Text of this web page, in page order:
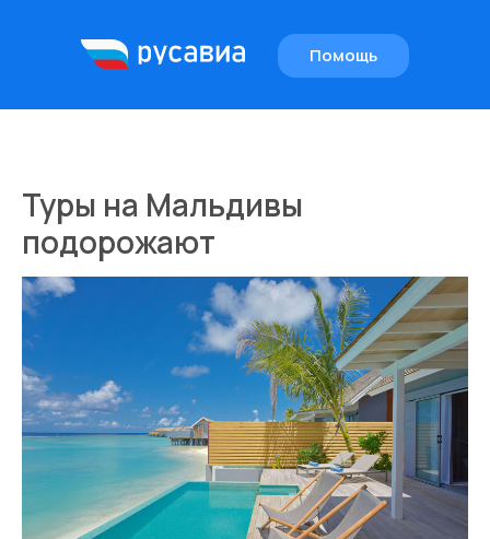
Помощь
Туры на Мальдивы
подорожают